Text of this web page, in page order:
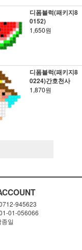
디폼블럭(패키지8
0152)
1,650원
디폼블럭(패키지8
0224)간호천사
1,870원
945623
01-056066
일